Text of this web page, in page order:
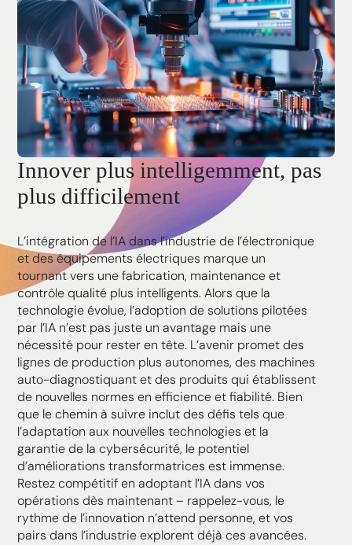
Innover plus intelligemment, pas
plus difficilement
L’intégration de l’IA dans l’industrie de l’électronique
et des équipements électriques marque un
tournant vers une fabrication, maintenance et
contrôle qualité plus intelligents. Alors que la
technologie évolue, l’adoption de solutions pilotées
par l’IA n’est pas juste un avantage mais une
nécessité pour rester en tête. L’avenir promet des
lignes de production plus autonomes, des machines
auto-diagnostiquant et des produits qui établissent
de nouvelles normes en efficience et fiabilité. Bien
que le chemin à suivre inclut des défis tels que
l’adaptation aux nouvelles technologies et la
garantie de la cybersécurité, le potentiel
d’améliorations transformatrices est immense.
Restez compétitif en adoptant l’IA dans vos
opérations dès maintenant – rappelez-vous, le
rythme de l’innovation n’attend personne, et vos
pairs dans l’industrie explorent déjà ces avancées.